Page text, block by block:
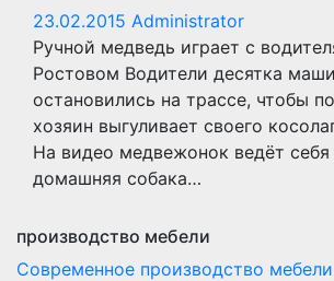
23.02.2015 Administrator
Ручной медведь играет с
Ростовом Водители десятка
остановились на трассе, чтобы
хозяин выгуливает своего
На видео медвежонок ведёт себя
домашняя собака…
производство мебели
Современное производство